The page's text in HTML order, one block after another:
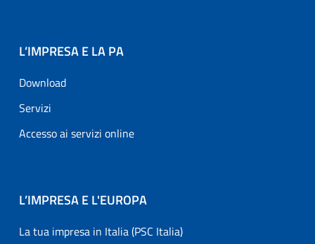
L’IMPRESA E LA PA
Download
Servizi
Accesso ai servizi online
L’IMPRESA E L'EUROPA
La tua impresa in Italia (PSC Italia)